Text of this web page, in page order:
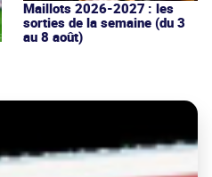
Maillots 2026-2027 : les
sorties de la semaine (du 3
au 8 août)